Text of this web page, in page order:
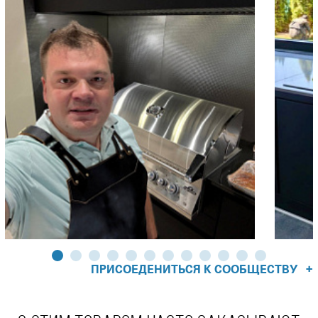
испарителями, расположенными на разных уровнях,
обеспечивает свободную циркуляцию плотных потоков
конвекционного жара и равномерную интенсивность
инфракрасного излучения, эффективно воздействующих
на всю площадь рабочей поверхности, не оставляя
холодных зон.
Большой размер рабочей поверхности и очень
высокая крышка при одной, включённой на минимум,
горелке, обеспечивают возможность грилю BIG 38
работать в низком температурном режиме. Используя
метод Low & Slow, на этом гриле, Вы сможете
приготовить более широкую палитру сочных блюд, чем на
грилях меньшего размера.
Зона рабочей поверхности оборудована подсветкой
суток, а также полкой второго яруса глубиной 22 см. Она
ПРИСОЕДЕНИТЬСЯ К СООБЩЕСТВУ +